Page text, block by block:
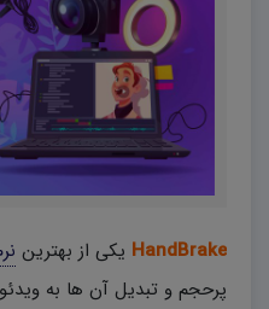
HandBrake یکی از بهترین
پرحجم و تبدیل آن ها به